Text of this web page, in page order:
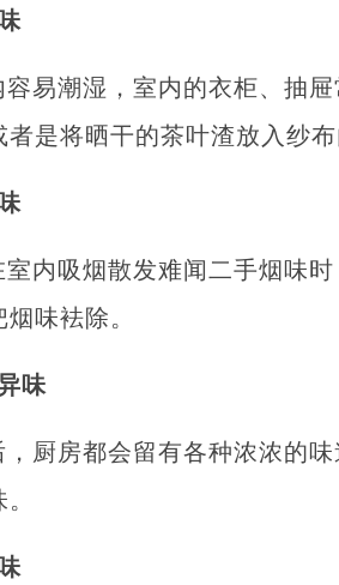
易潮湿，室内的衣柜、抽
是将晒干的茶叶渣放入纱
内吸烟散发难闻二手烟味
味袪除。
味
厨房都会留有各种浓浓的